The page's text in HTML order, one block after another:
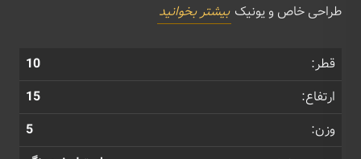
طراحی خاص و یونیک بیشتر بخوانید
قطر:
10
ارتفاع:
15
وزن:
5